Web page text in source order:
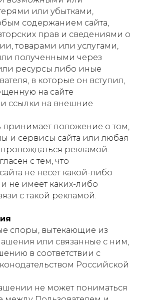
или убытками,
содержанием сайта,
прав и сведениями о
товарами или услугами,
полученными через
ресурсы либо иные
в которые он вступил,
на сайте
ссылки на внешние
принимает положение о том,
и сервисы сайта или любая
рекламой.
с тем, что
не несет какой-либо
и не имеет каких-либо
с такой рекламой.
споры, вытекающие из
или связанные с ним,
в соответствии с
Российской
не может пониматься